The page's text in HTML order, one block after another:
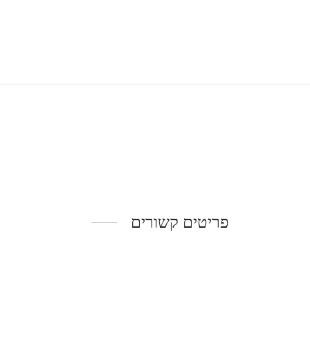
פריטים קשורים